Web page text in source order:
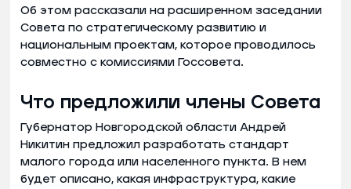
Об этом рассказали на расширенном заседании
Совета по стратегическому развитию и
национальным проектам, которое проводилось
совместно с комиссиями Госсовета.
Что предложили члены Совета
Губернатор Новгородской области Андрей
Никитин предложил разработать стандарт
малого города или населенного пункта. В нем
будет описано, какая инфраструктура, какие